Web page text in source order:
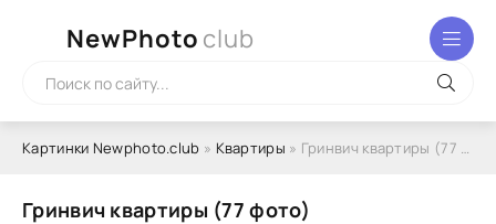
NewPhoto club
Картинки Newphoto.club » Квартиры » Гринвич квартиры (77 фото)
Гринвич квартиры (77 фото)